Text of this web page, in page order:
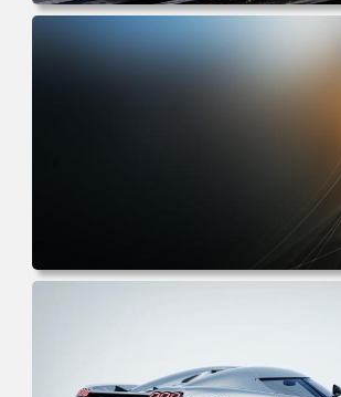
电脑壁纸 奔驰 赛车 汽车 运动 赛车手 机械
电脑壁纸 抽象 AI艺术 线条 形状 图稿 渐变